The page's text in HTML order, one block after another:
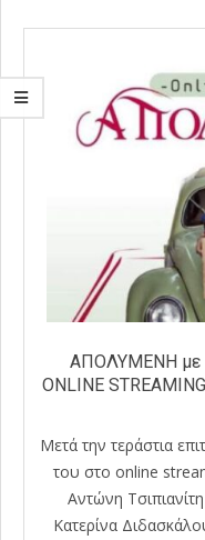
ΑΠΟΛΥΜΕΝΗ με
ONLINE
Μετά την τεράστια
του στο online
Αντώνη
Κατερίνα